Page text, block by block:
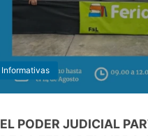
Informativas
EL PODER JUDICIAL